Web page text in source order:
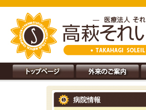
病院情報